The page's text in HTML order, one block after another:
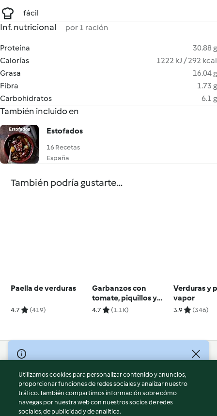
fácil
Inf. nutricional por 1 ración
Proteína
30.88 g
Calorías
1222 kJ / 292 kcal
Grasa
16.04 g
Fibra
1.73 g
Carbohidratos
6.1 g
También incluido en
Estofados
16 Recetas
España
También podría gustarte...
Paella de verduras
4.7 (419)
Garbanzos con
tomate, piquillos y
atún
4.7 (1.1K)
Verduras y
vapor
3.9 (346)
© Copyright 2026
Términos de uso
Política de privacidad
Aviso legal
Utilizamos cookies para personalizar contenido y anuncios,
proporcionar funciones de redes sociales y analizar nuestro
tráfico. También compartimos información sobre cómo
navegas por nuestra web con nuestros socios de redes
sociales, de publicidad y de analítica.